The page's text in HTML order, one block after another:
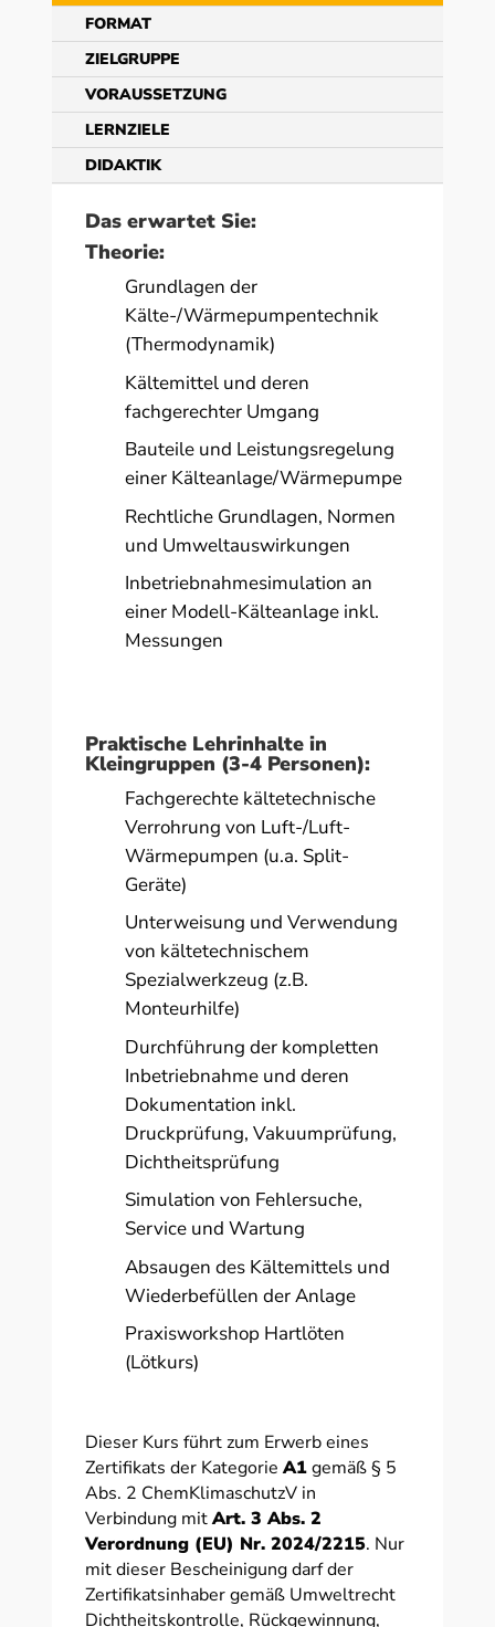
FORMAT
ZIELGRUPPE
VORAUSSETZUNG
LERNZIELE
DIDAKTIK
Das erwartet Sie:
Theorie:
Grundlagen der
Kälte-/Wärmepumpentechnik
(Thermodynamik)
Kältemittel und deren
fachgerechter Umgang
Bauteile und Leistungsregelung
einer Kälteanlage/Wärmepumpe
Rechtliche Grundlagen, Normen
und Umweltauswirkungen
Inbetriebnahmesimulation an
einer Modell-Kälteanlage inkl.
Messungen
Praktische Lehrinhalte in
Kleingruppen (3-4 Personen):
Fachgerechte kältetechnische
Verrohrung von Luft-/Luft-
Wärmepumpen (u.a. Split-
Geräte)
Unterweisung und Verwendung
von kältetechnischem
Spezialwerkzeug (z.B.
Monteurhilfe)
Durchführung der kompletten
Inbetriebnahme und deren
Dokumentation inkl.
Druckprüfung, Vakuumprüfung,
Dichtheitsprüfung
Simulation von Fehlersuche,
Service und Wartung
Absaugen des Kältemittels und
Wiederbefüllen der Anlage
Praxisworkshop Hartlöten
(Lötkurs)
Dieser Kurs führt zum Erwerb eines
Zertifikats der KategorieA1gemäß § 5
Abs. 2 ChemKlimaschutzV in
Verbindung mitArt. 3 Abs. 2
Verordnung (EU) Nr. 2024/2215. Nur
mit dieser Bescheinigung darf der
Zertifikatsinhaber gemäß Umweltrecht
Dichtheitskontrolle, Rückgewinnung,